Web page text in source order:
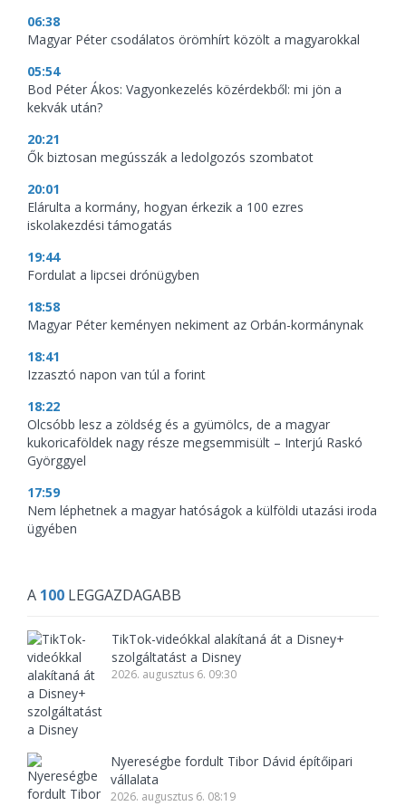
06:38
Magyar Péter csodálatos örömhírt közölt a magyarokkal
05:54
Bod Péter Ákos: Vagyonkezelés közérdekből: mi jön a
kekvák után?
20:21
Ők biztosan megússzák a ledolgozós szombatot
20:01
Elárulta a kormány, hogyan érkezik a 100 ezres
iskolakezdési támogatás
19:44
Fordulat a lipcsei drónügyben
18:58
Magyar Péter keményen nekiment az Orbán-kormánynak
18:41
Izzasztó napon van túl a forint
18:22
Olcsóbb lesz a zöldség és a gyümölcs, de a magyar
kukoricaföldek nagy része megsemmisült – Interjú Raskó
Györggyel
17:59
Nem léphetnek a magyar hatóságok a külföldi utazási iroda
ügyében
A 100 LEGGAZDAGABB
TikTok-videókkal alakítaná át a Disney+
szolgáltatást a Disney
2026. augusztus 6. 09:30
Nyereségbe fordult Tibor Dávid építőipari
vállalata
2026. augusztus 6. 08:19